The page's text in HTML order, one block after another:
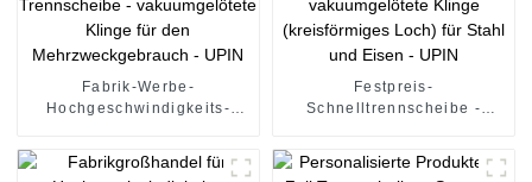
Fabrik-Werbe-
Hochgeschwindigkeits-
vakuumgelötete Klinge für
den Mehrzweckgebrauch -
Festpreis-
Schnelltrennscheibe -
Stahl und Eisen - UPIN